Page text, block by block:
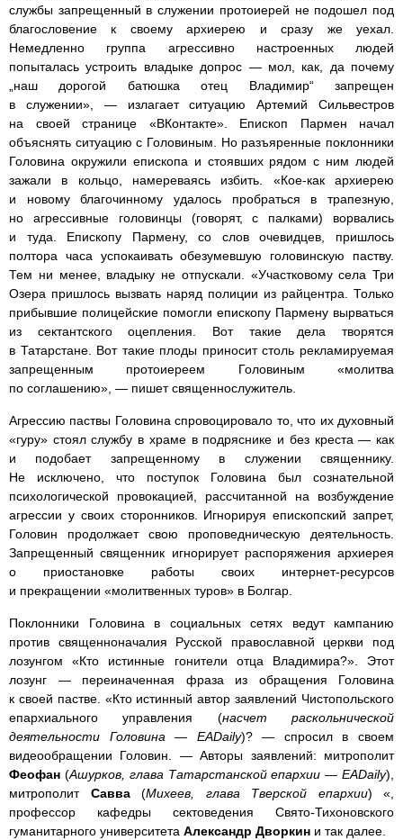
службы запрещенный в служении протоиерей не подошел под
благословение к своему архиерею и сразу же уехал.
Немедленно группа агрессивно настроенных людей
попыталась устроить владыке допрос — мол, как, да почему
„наш дорогой батюшка отец Владимир“ запрещен
в служении», — излагает ситуацию Артемий Сильвестров
на своей странице «ВКонтакте». Епископ Пармен начал
объяснять ситуацию с Головиным. Но разъяренные поклонники
Головина окружили епископа и стоявших рядом с ним людей
зажали в кольцо, намереваясь избить. «Кое-как архиерею
и новому благочинному удалось пробраться в трапезную,
но агрессивные головинцы (говорят, с палками) ворвались
и туда. Епископу Пармену, со слов очевидцев, пришлось
полтора часа успокаивать обезумевшую головинскую паству.
Тем ни менее, владыку не отпускали. «Участковому села Три
Озера пришлось вызвать наряд полиции из райцентра. Только
прибывшие полицейские помогли епископу Пармену вырваться
из сектантского оцепления. Вот такие дела творятся
в Татарстане. Вот такие плоды приносит столь рекламируемая
запрещенным протоиереем Головиным «молитва
по соглашению», — пишет священнослужитель.
Агрессию паствы Головина спровоцировало то, что их духовный
«гуру» стоял службу в храме в подряснике и без креста — как
и подобает запрещенному в служении священнику.
Не исключено, что поступок Головина был сознательной
психологической провокацией, рассчитанной на возбуждение
агрессии у своих сторонников. Игнорируя епископский запрет,
Головин продолжает свою проповедническую деятельность.
Запрещенный священник игнорирует распоряжения архиерея
о приостановке работы своих интернет-ресурсов
и прекращении «молитвенных туров» в Болгар.
Поклонники Головина в социальных сетях ведут кампанию
против священноначалия Русской православной церкви под
лозунгом «Кто истинные гонители отца Владимира?». Этот
лозунг — переиначенная фраза из обращения Головина
к своей пастве. «Кто истинный автор заявлений Чистопольского
епархиального управления (насчет раскольнической
деятельности Головина — EADaily)? — спросил в своем
видеообращении Головин. — Авторы заявлений: митрополит
Феофан (Ашурков, глава Татарстанской епархии — EADaily),
митрополит Савва(Михеев, глава Тверской епархии) «,
профессор кафедры сектоведения Свято-Тихоновского
гуманитарного университета Александр Дворкин и так далее.